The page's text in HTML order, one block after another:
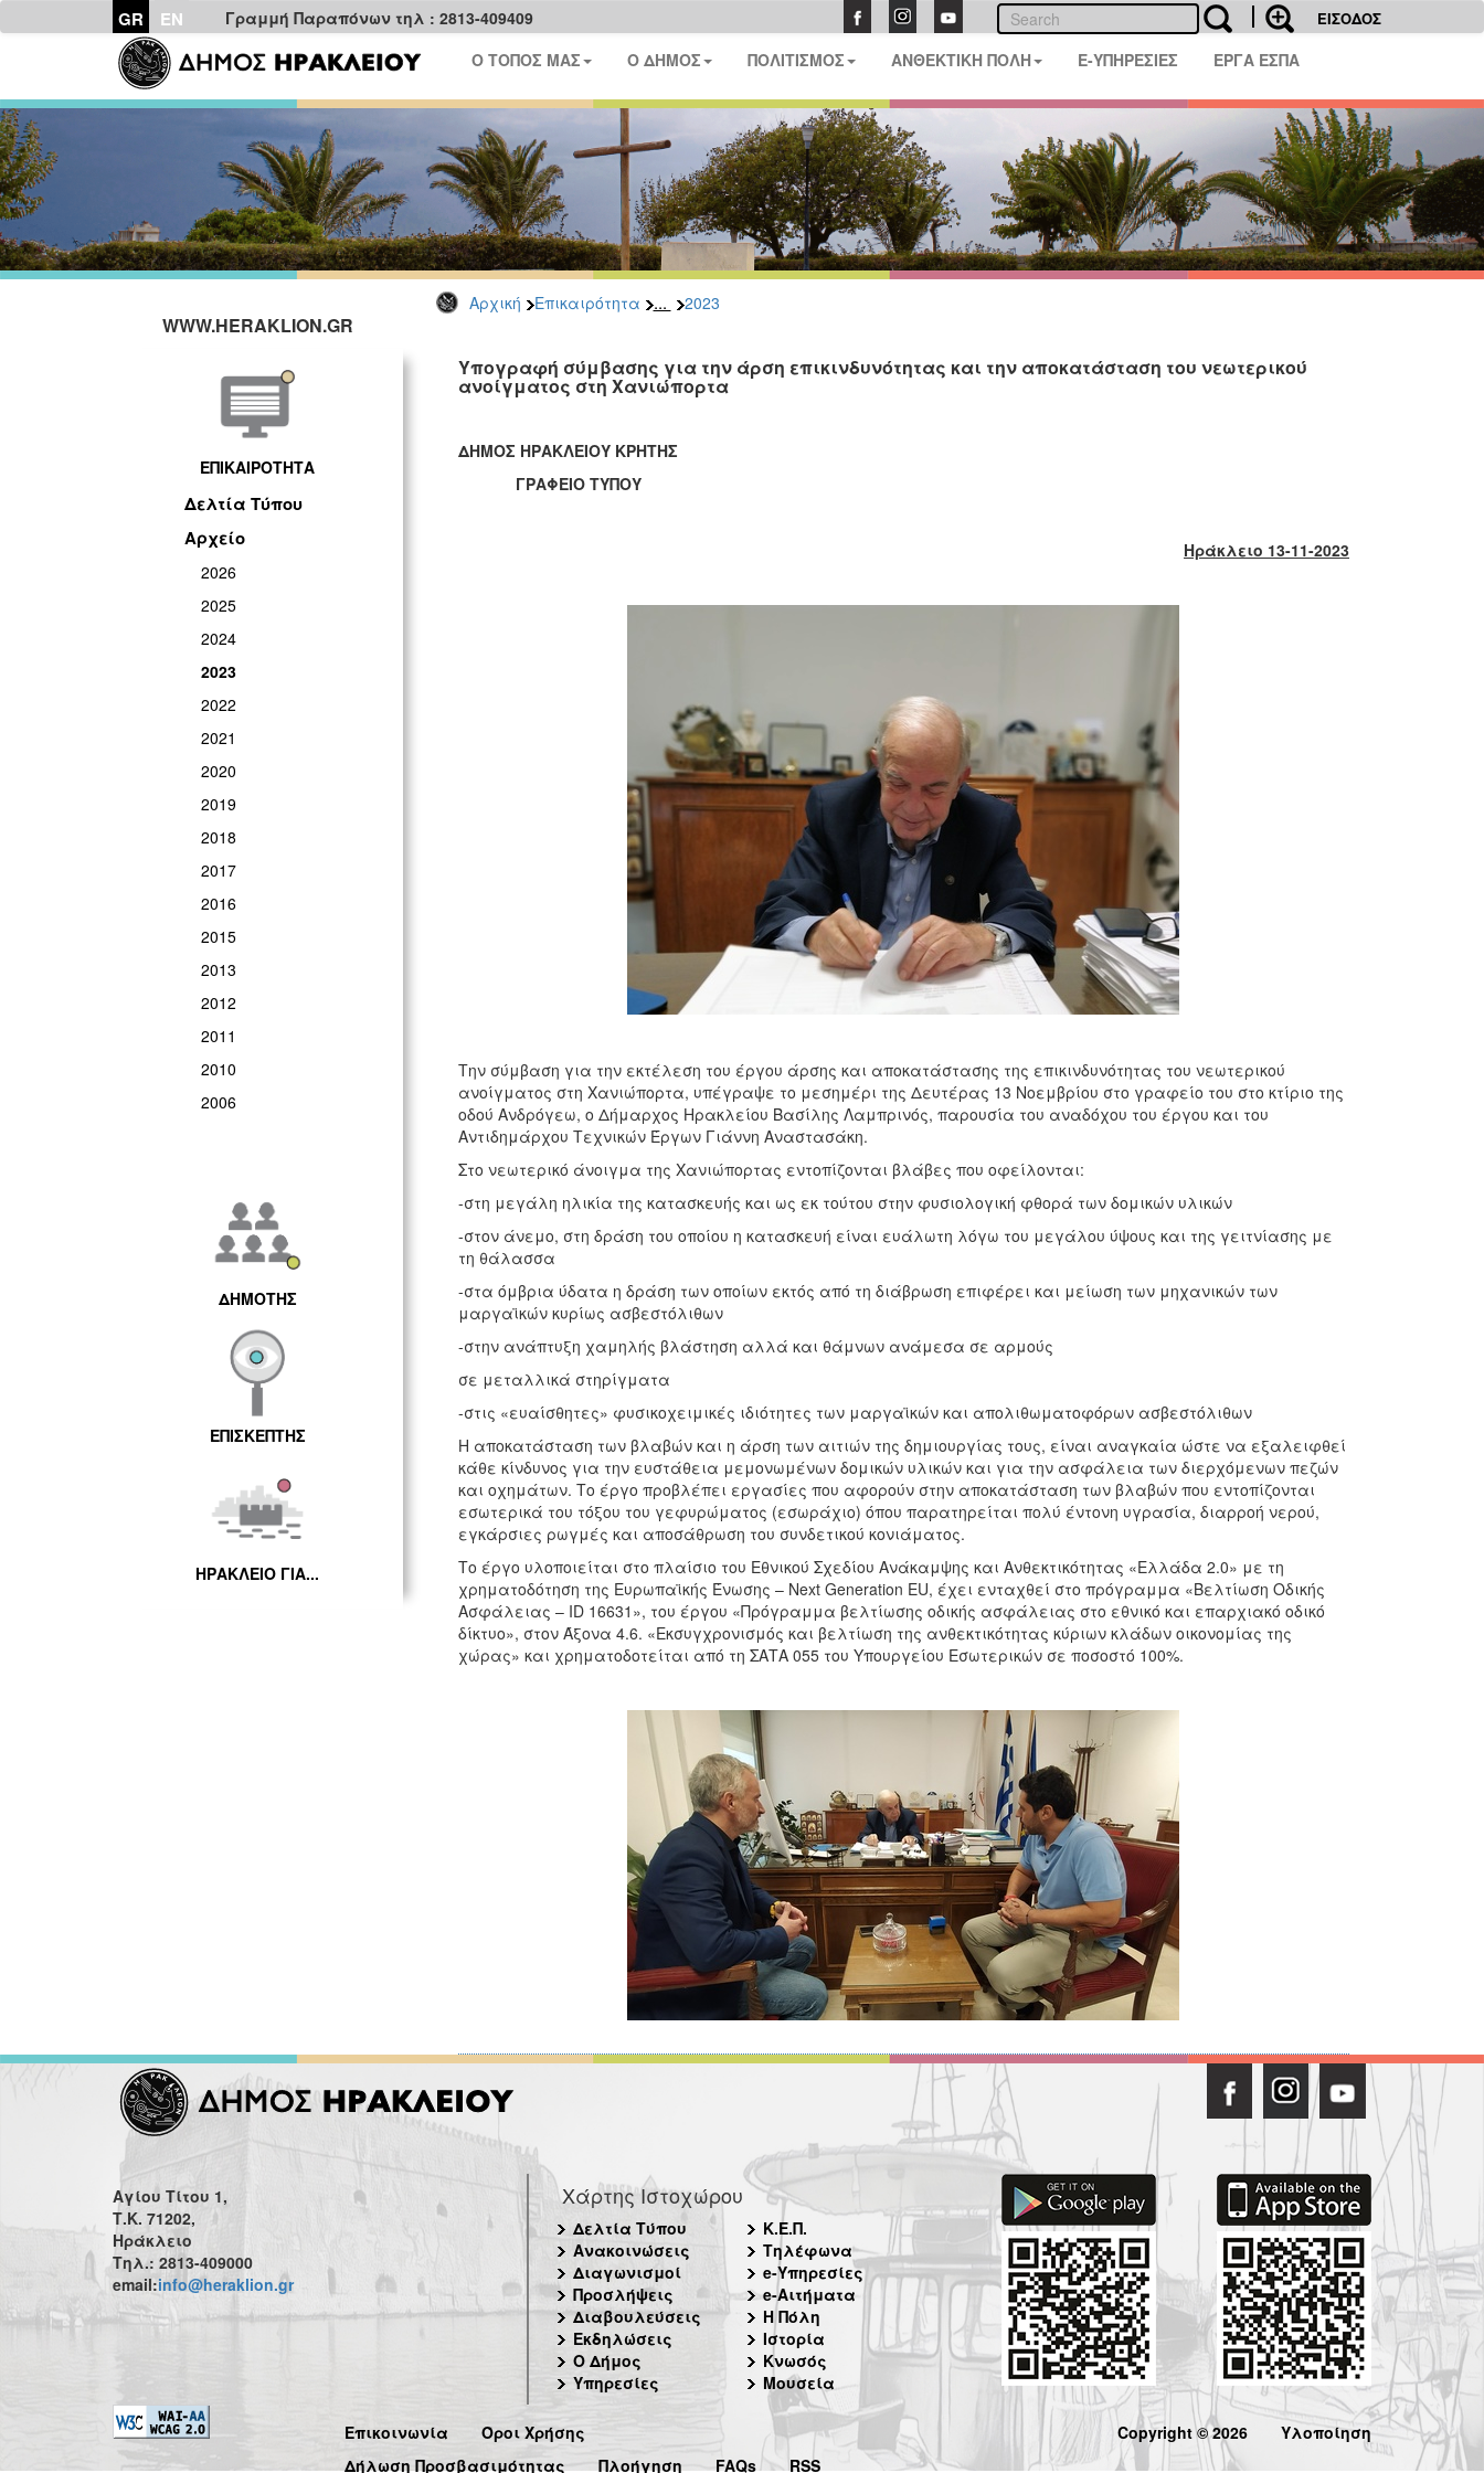
GR EN Γραμμή Παραπόνων τηλ : 2813-409409 ΕΙΣΟΔΟΣ
Ο ΤΟΠΟΣ ΜΑΣ Ο ΔΗΜΟΣ ΠΟΛΙΤΙΣΜΟΣ ΑΝΘΕΚΤΙΚΗ ΠΟΛΗ E-ΥΠΗΡΕΣΙΕΣ ΕΡΓΑ ΕΣΠΑ
Αρχική Επικαιρότητα ... 2023
WWW.HERAKLION.GR
ΕΠΙΚΑΙΡΟΤΗΤΑ
Δελτία Τύπου
Αρχείο
2026
2025
2024
2023
2022
2021
2020
2019
2018
2017
2016
2015
2013
2012
2011
2010
2006
ΔΗΜΟΤΗΣ
ΕΠΙΣΚΕΠΤΗΣ
ΗΡΑΚΛΕΙΟ ΓΙΑ...
Υπογραφή σύμβασης για την άρση επικινδυνότητας και την αποκατάσταση του νεωτερικού
ανοίγματος στη Χανιώπορτα
ΔΗΜΟΣ ΗΡΑΚΛΕΙΟΥ ΚΡΗΤΗΣ
ΓΡΑΦΕΙΟ ΤΥΠΟΥ
Ηράκλειο 13-11-2023
Την σύμβαση για την εκτέλεση του έργου άρσης και αποκατάστασης της επικινδυνότητας του νεωτερικού
ανοίγματος στη Χανιώπορτα, υπέγραψε το μεσημέρι της Δευτέρας 13 Νοεμβρίου στο γραφείο του στο κτίριο της
οδού Ανδρόγεω, ο Δήμαρχος Ηρακλείου Βασίλης Λαμπρινός, παρουσία του αναδόχου του έργου και του
Αντιδημάρχου Τεχνικών Έργων Γιάννη Αναστασάκη.
Στο νεωτερικό άνοιγμα της Χανιώπορτας εντοπίζονται βλάβες που οφείλονται:
-στη μεγάλη ηλικία της κατασκευής και ως εκ τούτου στην φυσιολογική φθορά των δομικών υλικών
-στον άνεμο, στη δράση του οποίου η κατασκευή είναι ευάλωτη λόγω του μεγάλου ύψους και της γειτνίασης με
τη θάλασσα
-στα όμβρια ύδατα η δράση των οποίων εκτός από τη διάβρωση επιφέρει και μείωση των μηχανικών των
μαργαϊκών κυρίως ασβεστόλιθων
-στην ανάπτυξη χαμηλής βλάστηση αλλά και θάμνων ανάμεσα σε αρμούς
σε μεταλλικά στηρίγματα
-στις «ευαίσθητες» φυσικοχειμικές ιδιότητες των μαργαϊκών και απολιθωματοφόρων ασβεστόλιθων
Η αποκατάσταση των βλαβών και η άρση των αιτιών της δημιουργίας τους, είναι αναγκαία ώστε να εξαλειφθεί
κάθε κίνδυνος για την ευστάθεια μεμονωμένων δομικών υλικών και για την ασφάλεια των διερχόμενων πεζών
και οχημάτων. Το έργο προβλέπει εργασίες που αφορούν στην αποκατάσταση των βλαβών που εντοπίζονται
εσωτερικά του τόξου του γεφυρώματος (εσωράχιο) όπου παρατηρείται πολύ έντονη υγρασία, διαρροή νερού,
εγκάρσιες ρωγμές και αποσάθρωση του συνδετικού κονιάματος.
Το έργο υλοποιείται στο πλαίσιο του Εθνικού Σχεδίου Ανάκαμψης και Ανθεκτικότητας «Ελλάδα 2.0» με τη
χρηματοδότηση της Ευρωπαϊκής Ένωσης – Next Generation EU, έχει ενταχθεί στο πρόγραμμα «Βελτίωση Οδικής
Ασφάλειας – ID 16631», του έργου «Πρόγραμμα βελτίωσης οδικής ασφάλειας στο εθνικό και επαρχιακό οδικό
δίκτυο», στον Άξονα 4.6. «Εκσυγχρονισμός και βελτίωση της ανθεκτικότητας κύριων κλάδων οικονομίας της
χώρας» και χρηματοδοτείται από τη ΣΑΤΑ 055 του Υπουργείου Εσωτερικών σε ποσοστό 100%.
Αγίου Τίτου 1,
Τ.Κ. 71202,
Ηράκλειο
Τηλ.: 2813-409000
email:info@heraklion.gr
Χάρτης Ιστοχώρου
Δελτία Τύπου
Ανακοινώσεις
Διαγωνισμοί
Προσλήψεις
Διαβουλεύσεις
Εκδηλώσεις
Ο Δήμος
Υπηρεσίες
Κ.Ε.Π.
Τηλέφωνα
e-Υπηρεσίες
e-Αιτήματα
Η Πόλη
Ιστορία
Κνωσός
Μουσεία
Επικοινωνία
Όροι Χρήσης
Δήλωση Προσβασιμότητας
Πλοήγηση FAQs RSS
Copyright © 2026 Υλοποίηση